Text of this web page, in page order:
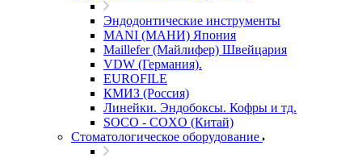
Эндодонтические инструменты
MANI (МАНИ) Япония
Maillefer (Майлифер) Швейцария
VDW (Германия).
EUROFILE
КМИЗ (Россия)
Линейки. Эндобоксы. Кофры и тд.
SOCO - COXO (Китай)
Стоматологическое оборудование